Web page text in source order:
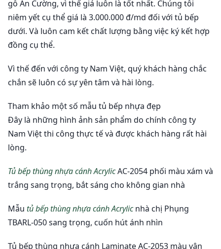
gỗ An Cường, vì thế giá luôn là tốt nhất. Chúng tôi
niêm yết cụ thể giá là 3.000.000 đ/md đối với tủ bếp
dưới. Và luôn cam kết chất lượng bằng việc ký kết hợp
đồng cụ thể.
Vì thế đến với công ty Nam Việt, quý khách hàng chắc
chắn sẽ luôn có sự yên tâm và hài lòng.
Tham khảo một số mẫu tủ bếp nhựa đẹp
Đây là những hình ảnh sản phẩm do chính công ty
Nam Việt thi công thực tế và được khách hàng rất hài
lòng.
Tủ bếp thùng nhựa cánh AcrylicAC-2054 phối màu xám và
trắng sang trọng, bắt sáng cho không gian nhà
Mẫu tủ bếp thùng nhựa cánh Acrylicnhà chị Phụng
TBARL-050 sang trọng, cuốn hút ánh nhìn
Tủ bếp thùng nhựa cánh Laminate AC-2053 màu vân